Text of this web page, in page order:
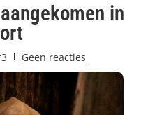
in
Geen reacties